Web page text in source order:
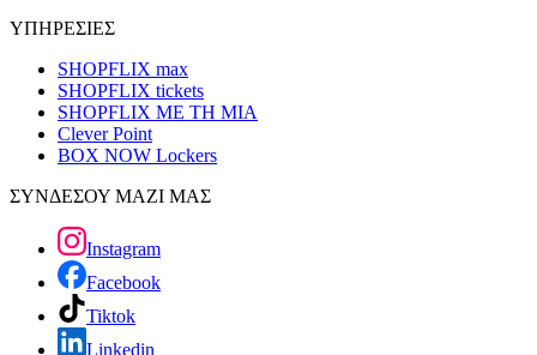
ΥΠΗΡΕΣΙΕΣ
SHOPFLIX max
SHOPFLIX tickets
SHOPFLIX ΜΕ ΤΗ ΜΙΑ
Clever Point
BOX NOW Lockers
ΣΥΝΔΕΣΟΥ ΜΑΖΙ ΜΑΣ
Instagram
Facebook
Tiktok
Linkedin